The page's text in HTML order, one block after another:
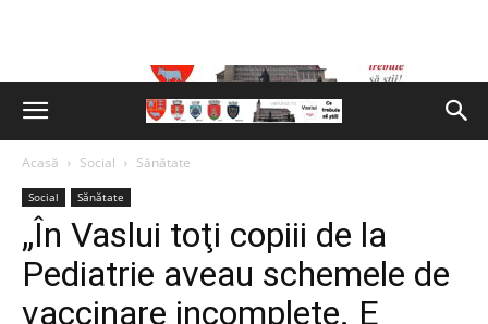
Acasă Social Sănătate
Social Sănătate
„În Vaslui toţi copiii de la
Pediatrie aveau schemele de
vaccinare incomplete. E